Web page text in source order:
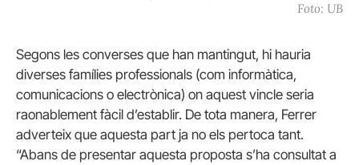
Foto: UB
Segons les converses que han mantingut, hi hauria
diverses famílies professionals (com informàtica,
comunicacions o electrònica) on aquest vincle seria
raonablement fàcil d’establir. De tota manera, Ferrer
adverteix que aquesta part ja no els pertoca tant.
“Abans de presentar aquesta proposta s’ha consultat a